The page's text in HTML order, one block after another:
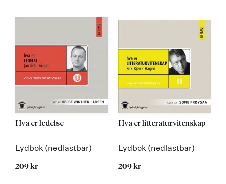
Hva er ledelse
Lydbok (nedlastbar)
209 kr
Hva er litteraturvitenskap
Lydbok (nedlastbar)
209 kr